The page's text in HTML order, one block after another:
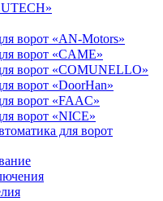
ворот «AN-Motors»
ворот «CAME»
ворот «COMUNELLO»
ворот «DoorHan»
ворот «FAAC»
ворот «NICE»
для ворот